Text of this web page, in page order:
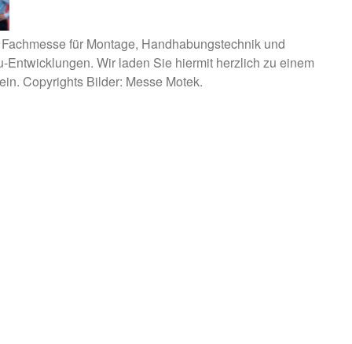
für Montage, Handhabungstechnik und
Wir laden Sie hiermit herzlich zu einem
Copyrights Bilder: Messe Motek.